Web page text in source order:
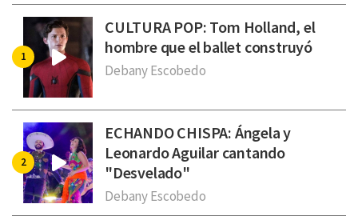
CULTURA POP: Tom Holland, el
hombre que el ballet construyó
Debany Escobedo
ECHANDO CHISPA: Ángela y
Leonardo Aguilar cantando
"Desvelado"
Debany Escobedo